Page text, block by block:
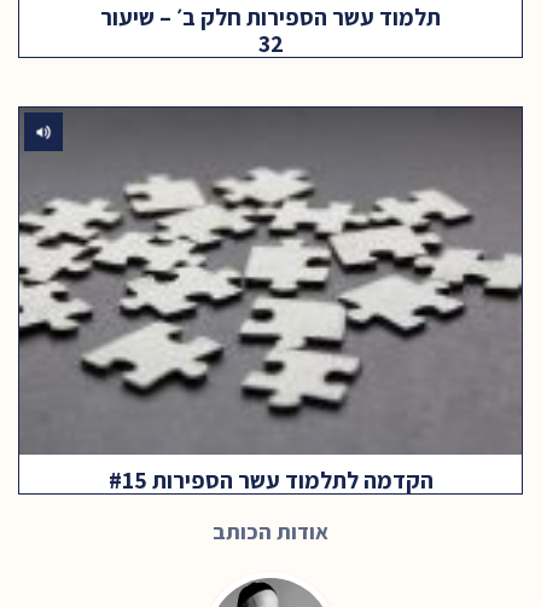
תלמוד עשר הספירות חלק ב׳ – שיעור
32
הקדמה לתלמוד עשר הספירות #15
אודות הכותב